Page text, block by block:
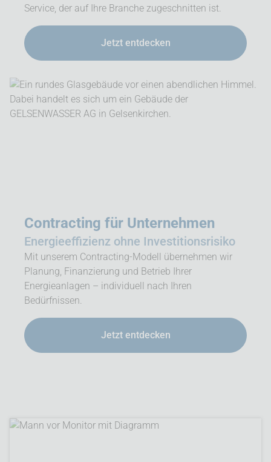
Service, der auf Ihre Branche zugeschnitten ist.
Jetzt entdecken
Contracting für Unternehmen
Energieeffizienz ohne Investitionsrisiko
Mit unserem Contracting-Modell übernehmen wir
Planung, Finanzierung und Betrieb Ihrer
Energieanlagen – individuell nach Ihren
Bedürfnissen.
Jetzt entdecken